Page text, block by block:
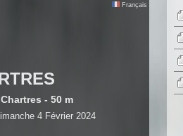
Français
- 50 m
4 Février 2024